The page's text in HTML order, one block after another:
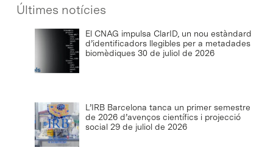
Últimes notícies
El CNAG impulsa ClarID, un nou estàndard
d’identificadors llegibles per a metadades
biomèdiques 30 de juliol de 2026
L’IRB Barcelona tanca un primer semestre
de 2026 d’avenços científics i projecció
social 29 de juliol de 2026